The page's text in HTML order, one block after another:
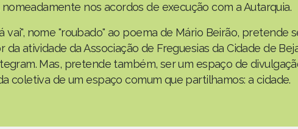
nos acordos de execução com a Autarquia.
vai", nome "roubado" ao poema de Mário Beirão, pretende
atividade da Associação de Freguesias da Cidade de
Mas, pretende também, ser um espaço de
coletiva de um espaço comum que partilhamos: a cidade.